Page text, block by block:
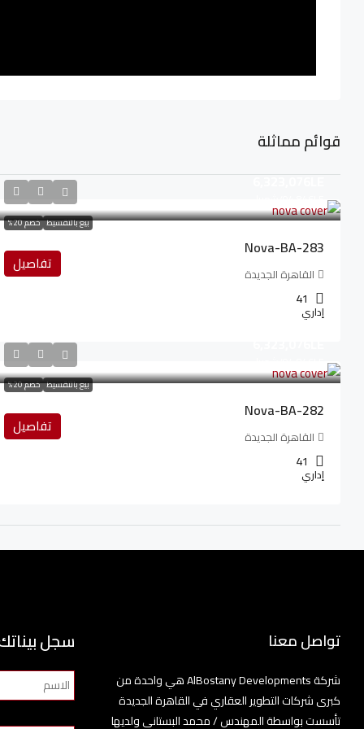
قوائم مماثلة
بيع بالتقسيط خصم 20%
6,323,076LE
Nova-BA-283
القاهرة الجديدة
41
إداري
تفاصيل
بيع بالتقسيط خصم 20%
Nova-BA-282
القاهرة الجديدة
41
إداري
تفاصيل
تواصل معنا
شركة AlBostany Developments هي واحدة من
كبرى شركات التطوير العقاري في القاهرة الجديدة
تأسست بواسطة المهندس / محمد البستاني ولديها
سجل